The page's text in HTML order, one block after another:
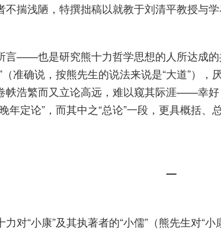
不揣浅陋，特撰拙稿以就教于刘清平教授与学
言——也是研究熊十力哲学思想的人所达成
（准确说，按熊先生的说法来说是“大道”），
帙浩繁而又立论高远，难以窥其际涯——幸好
年定论”，而其中之“总论”一段，更具概括
一
力对“小康”及其执著者的“小儒”（熊先生对“